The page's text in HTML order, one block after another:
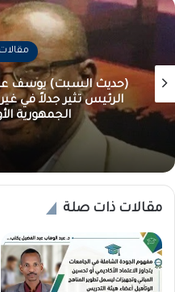
(حديث السبت) يوسف
الرئيس تثير جدلاً في
الجمهورية
مقالات ذات صلة